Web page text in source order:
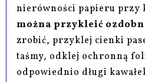
nierówności papieru przy
można przykleić
zrobić, przyklej cienki
taśmy, odklej ochronną
odpowiednio długi